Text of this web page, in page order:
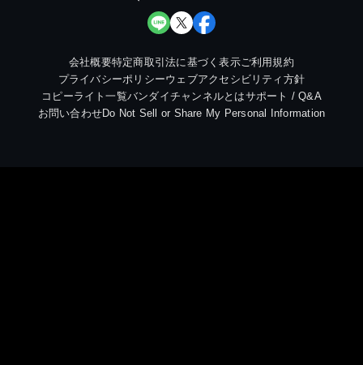
会社概要特定商取引法に基づく表示ご利用規約
プライバシーポリシーウェブアクセシビリティ方針
コピーライト一覧バンダイチャンネルとはサポート / Q&A
お問い合わせDo Not Sell or Share My Personal Information